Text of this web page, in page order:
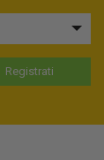
Registrati